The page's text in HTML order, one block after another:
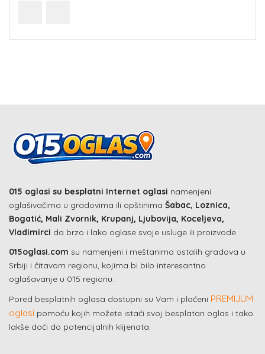
015 oglasi su besplatni Internet oglasi namenjeni
oglašivačima u gradovima ili opštinima Šabac, Loznica,
Bogatić, Mali Zvornik, Krupanj, Ljubovija, Koceljeva,
Vladimirci da brzo i lako oglase svoje usluge ili proizvode.
015oglasi.com su namenjeni i meštanima ostalih gradova u
Srbiji i čitavom regionu, kojima bi bilo interesantno
oglašavanje u 015 regionu.
Pored besplatnih oglasa dostupni su Vam i plaćeni PREMIJUM
oglasi pomoću kojih možete istaći svoj besplatan oglas i tako
lakše doći do potencijalnih klijenata.